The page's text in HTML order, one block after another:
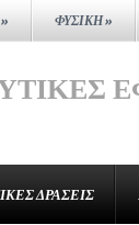
» ΦΥΣΙΚΉ»
ΔΡΆΣΕΙΣ